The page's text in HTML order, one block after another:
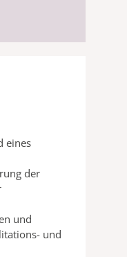
eines
der
und
und